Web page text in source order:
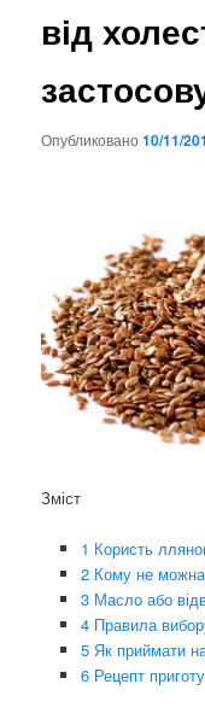
від
Опубликовано10/11/
Зміст
1 Користь
2 Кому не
3 Масло або
4 Правила
5 Як приймати
6 Рецепт